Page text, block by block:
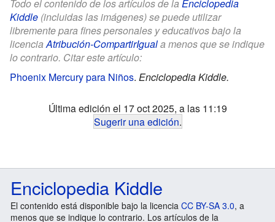
Todo el contenido de los artículos de la Enciclopedia
Kiddle (incluidas las imágenes) se puede utilizar
libremente para fines personales y educativos bajo la
licenciaAtribución-CompartirIguala menos que se indique
lo contrario. Citar este artículo:
Phoenix Mercury para Niños. Enciclopedia Kiddle.
Última edición el 17 oct 2025, a las 11:19
Sugerir una edición.
Enciclopedia Kiddle
El contenido está disponible bajo la licencia CC BY-SA 3.0, a
menos que se indique lo contrario. Los artículos de la